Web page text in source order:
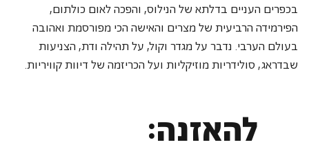
בכפרים העניים בדלתא של הנילוס, והפכה לאום כולתום,
הפירמידה הרביעית של מצרים והאישה הכי מפורסמת ואהובה
בעולם הערבי. נדבר על מגדר וקול, על תהילה ודת, הצניעות
שבדראג, סולידריות מוזיקליות ועל הכריזמה של דיוות קוויריות.
להאזנה: